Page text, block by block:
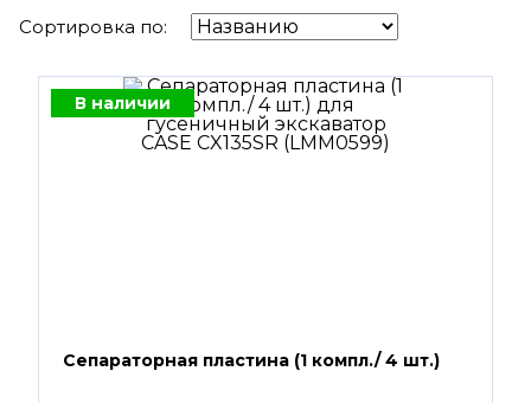
ЦЕНЫ
Сортировка по:
В наличии
Сепараторная пластина (1 компл./ 4 шт.)